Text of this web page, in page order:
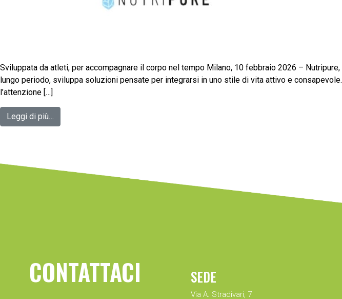
Sviluppata da atleti, per accompagnare il corpo nel tempo Milano, 10 febbraio 2026 –
lungo periodo, sviluppa soluzioni pensate per integrarsi in uno stile di vita attivo e
l’attenzione […]
Leggi di più…
CONTATTACI SEDE
Via A. Stradivari, 7